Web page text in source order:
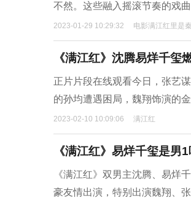
不然。这些融入摇滚节奏的戏
2023-01-29 10:29:32 电影满江红里是
《满江红》沈腾易烊千玺
正片片段在线观看今日，张艺
的孙均遭遇困局，魏翔饰演的
2023-02-10 10:09:06 满江红
《满江红》易烊千玺是男
《满江红》双男主沈腾、易烊
豪友情出演，特别出演魏翔、